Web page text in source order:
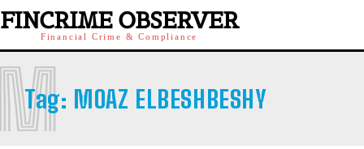
FINCRIME OBSERVER
Financial Crime & Compliance
Tag: MOAZ ELBESHBESHY